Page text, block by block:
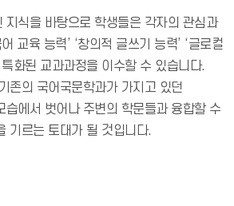
지식을 바탕으로 학생들은 각자의 관심과
교육 능력’ ‘창의적 글쓰기 능력’ ‘글로컬
화된 교과과정을 이수할 수 있습니다.
존의 국어국문학과가 가지고 있던
습에서 벗어나 주변의 학문들과 융합할 수
기르는 토대가 될 것입니다.